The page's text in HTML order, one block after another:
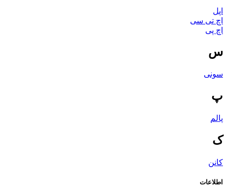
اپل
اچ تی سی
اچ پی
س
سونی
پ
پالم
ک
کانن
اطلاعات